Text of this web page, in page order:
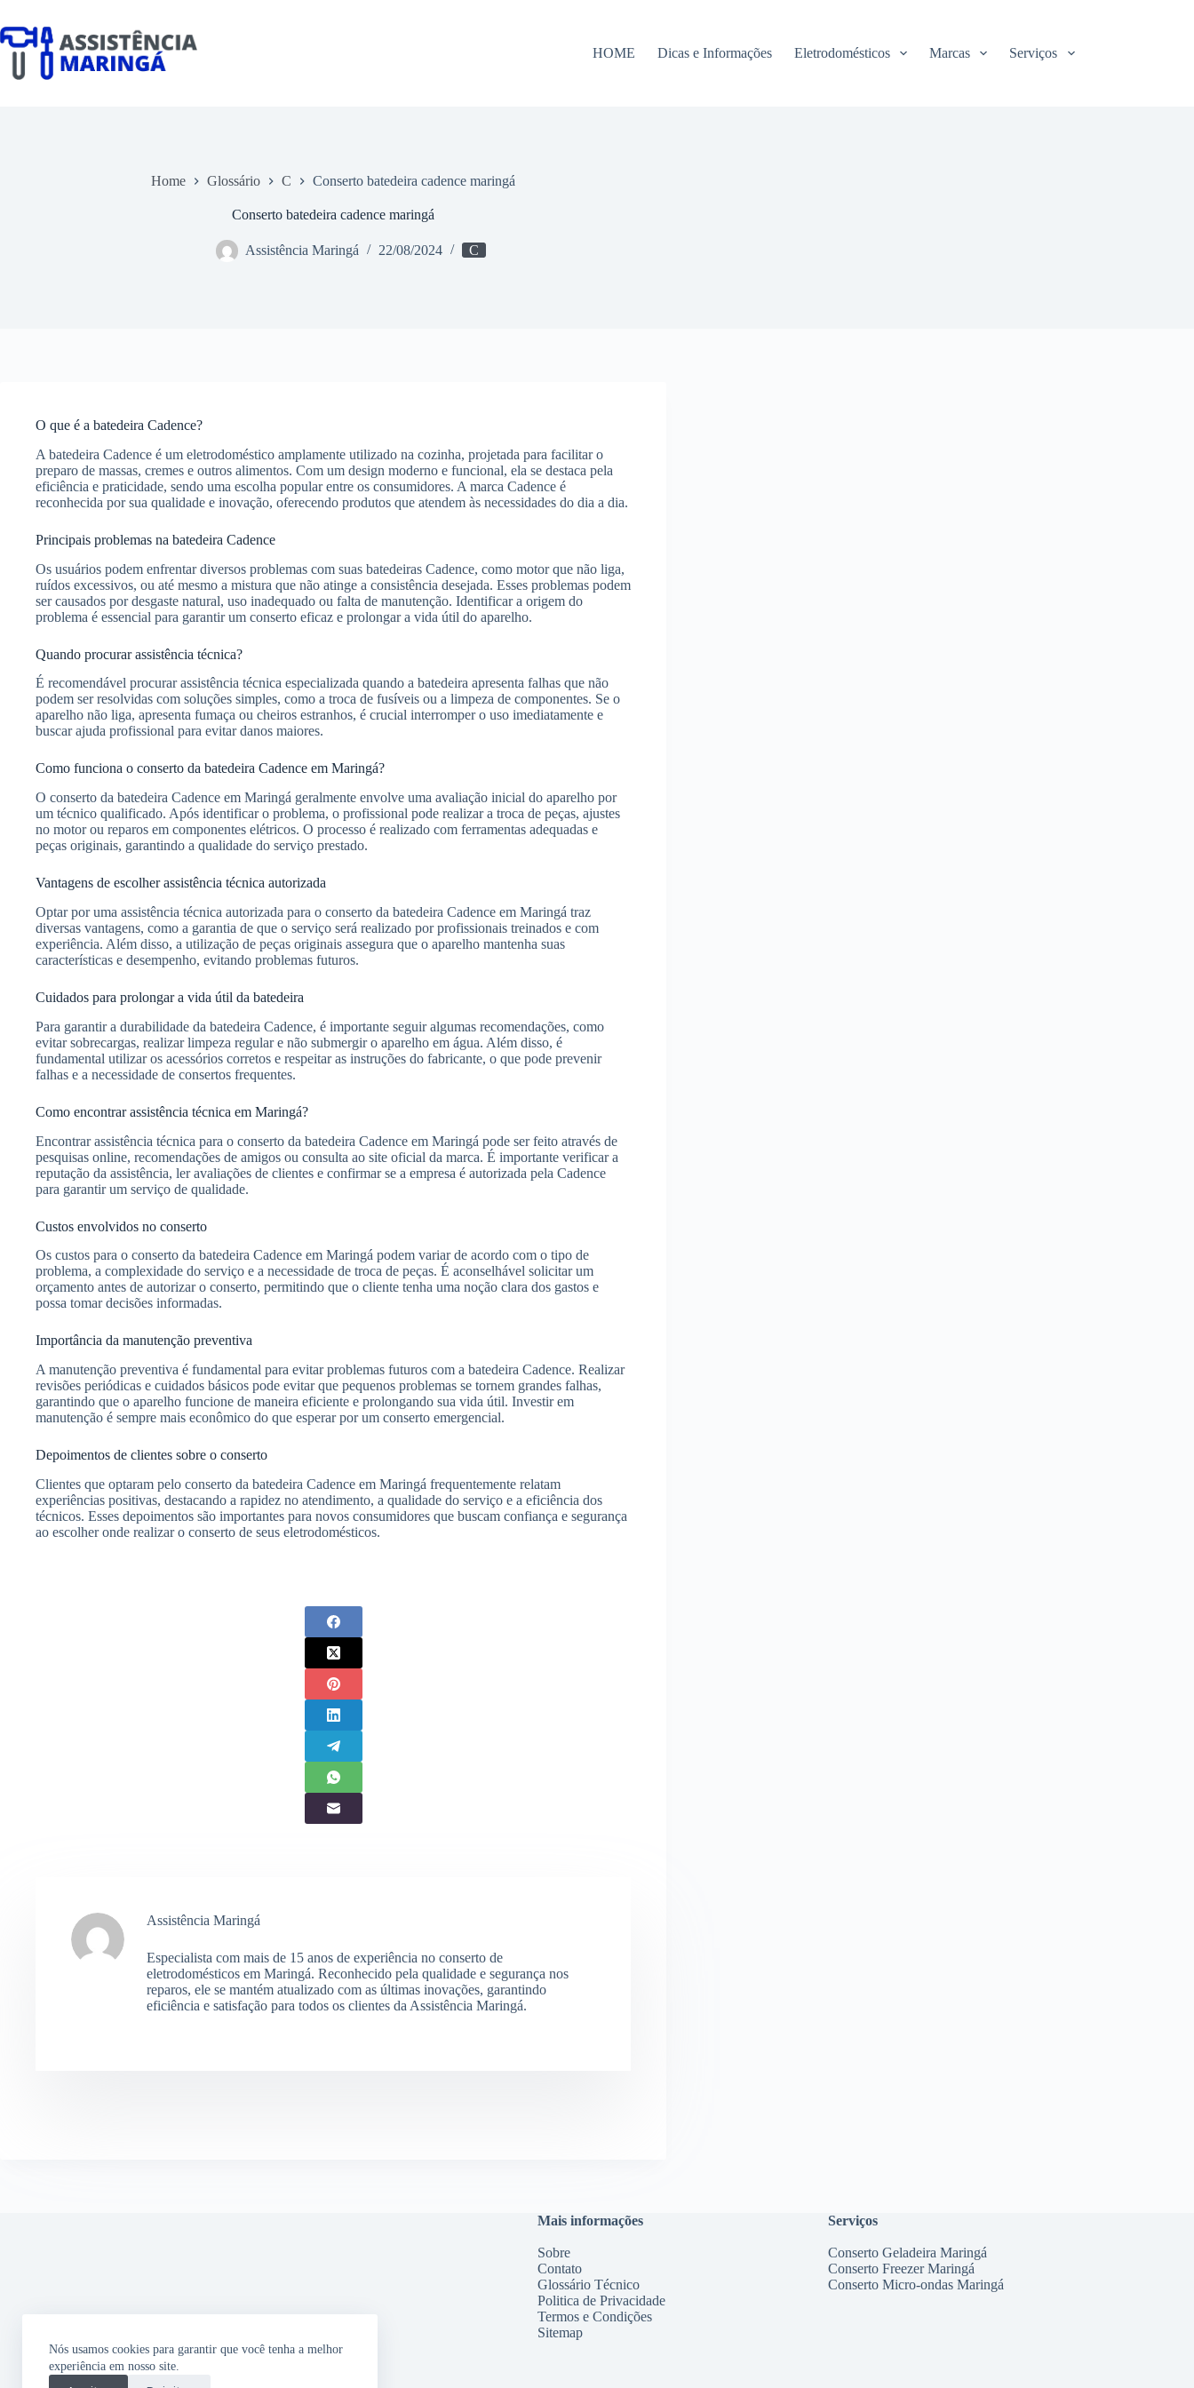
o
conteúdo
Nós usamos cookies para garantir que você tenha a melhor
experiência em nosso site.
HOME Dicas e Informações Eletrodomésticos Marcas Serviços
Home Glossário C Conserto batedeira cadence maringá
Conserto batedeira cadence maringá
Assistência Maringá 22/08/2024 C
O que é a batedeira Cadence?
A batedeira Cadence é um eletrodoméstico amplamente utilizado na cozinha, projetada para facilitar o
preparo de massas, cremes e outros alimentos. Com um design moderno e funcional, ela se destaca pela
eficiência e praticidade, sendo uma escolha popular entre os consumidores. A marca Cadence é
reconhecida por sua qualidade e inovação, oferecendo produtos que atendem às necessidades do dia a dia.
Principais problemas na batedeira Cadence
Os usuários podem enfrentar diversos problemas com suas batedeiras Cadence, como motor que não liga,
ruídos excessivos, ou até mesmo a mistura que não atinge a consistência desejada. Esses problemas podem
ser causados por desgaste natural, uso inadequado ou falta de manutenção. Identificar a origem do
problema é essencial para garantir um conserto eficaz e prolongar a vida útil do aparelho.
Quando procurar assistência técnica?
É recomendável procurar assistência técnica especializada quando a batedeira apresenta falhas que não
podem ser resolvidas com soluções simples, como a troca de fusíveis ou a limpeza de componentes. Se o
aparelho não liga, apresenta fumaça ou cheiros estranhos, é crucial interromper o uso imediatamente e
buscar ajuda profissional para evitar danos maiores.
Como funciona o conserto da batedeira Cadence em Maringá?
O conserto da batedeira Cadence em Maringá geralmente envolve uma avaliação inicial do aparelho por
um técnico qualificado. Após identificar o problema, o profissional pode realizar a troca de peças, ajustes
no motor ou reparos em componentes elétricos. O processo é realizado com ferramentas adequadas e
peças originais, garantindo a qualidade do serviço prestado.
Vantagens de escolher assistência técnica autorizada
Optar por uma assistência técnica autorizada para o conserto da batedeira Cadence em Maringá traz
diversas vantagens, como a garantia de que o serviço será realizado por profissionais treinados e com
experiência. Além disso, a utilização de peças originais assegura que o aparelho mantenha suas
características e desempenho, evitando problemas futuros.
Cuidados para prolongar a vida útil da batedeira
Para garantir a durabilidade da batedeira Cadence, é importante seguir algumas recomendações, como
evitar sobrecargas, realizar limpeza regular e não submergir o aparelho em água. Além disso, é
fundamental utilizar os acessórios corretos e respeitar as instruções do fabricante, o que pode prevenir
falhas e a necessidade de consertos frequentes.
Como encontrar assistência técnica em Maringá?
Encontrar assistência técnica para o conserto da batedeira Cadence em Maringá pode ser feito através de
pesquisas online, recomendações de amigos ou consulta ao site oficial da marca. É importante verificar a
reputação da assistência, ler avaliações de clientes e confirmar se a empresa é autorizada pela Cadence
para garantir um serviço de qualidade.
Custos envolvidos no conserto
Os custos para o conserto da batedeira Cadence em Maringá podem variar de acordo com o tipo de
problema, a complexidade do serviço e a necessidade de troca de peças. É aconselhável solicitar um
orçamento antes de autorizar o conserto, permitindo que o cliente tenha uma noção clara dos gastos e
possa tomar decisões informadas.
Importância da manutenção preventiva
A manutenção preventiva é fundamental para evitar problemas futuros com a batedeira Cadence. Realizar
revisões periódicas e cuidados básicos pode evitar que pequenos problemas se tornem grandes falhas,
garantindo que o aparelho funcione de maneira eficiente e prolongando sua vida útil. Investir em
manutenção é sempre mais econômico do que esperar por um conserto emergencial.
Depoimentos de clientes sobre o conserto
Clientes que optaram pelo conserto da batedeira Cadence em Maringá frequentemente relatam
experiências positivas, destacando a rapidez no atendimento, a qualidade do serviço e a eficiência dos
técnicos. Esses depoimentos são importantes para novos consumidores que buscam confiança e segurança
ao escolher onde realizar o conserto de seus eletrodomésticos.
Assistência Maringá
Especialista com mais de 15 anos de experiência no conserto de
eletrodomésticos em Maringá. Reconhecido pela qualidade e segurança nos
reparos, ele se mantém atualizado com as últimas inovações, garantindo
eficiência e satisfação para todos os clientes da Assistência Maringá.
Mais informações
Sobre
Contato
Glossário Técnico
Politica de Privacidade
Termos e Condições
Sitemap
Serviços
Conserto Geladeira Maringá
Conserto Freezer Maringá
Conserto Micro-ondas Maringá